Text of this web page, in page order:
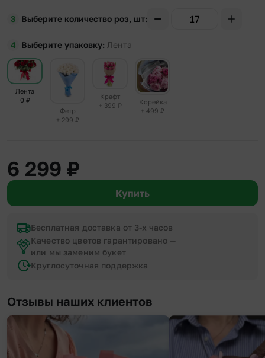
Выберите количество роз, шт
Выберите упаковку Лента
Лента
0 ₽
Фетр
+ 299 ₽
Крафт
+ 399 ₽
Корейка
+ 499 ₽
6 299 ₽
Купить
Бесплатная доставка от 3-х часов
Качество цветов гарантировано —
или мы заменим букет
Круглосуточная поддержка
Отзывы наших клиентов